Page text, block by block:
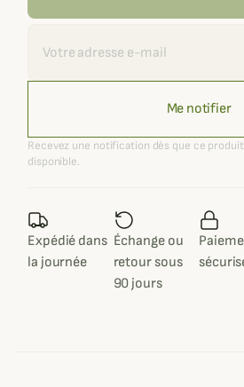
Me notifier
Recevez une notification dès que ce
disponible.
Expédié dans
la journée
Échange ou
retour sous
90 jours